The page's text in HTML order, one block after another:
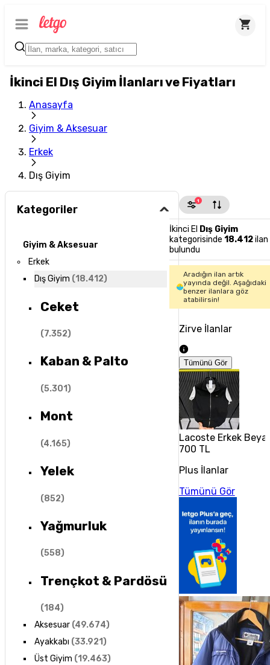
İkinci El Dış Giyim İlanları ve Fiyatları
Anasayfa
Giyim & Aksesuar
Erkek
Dış Giyim
Kategoriler
Giyim & Aksesuar
Erkek
Dış Giyim (18.412)
Ceket
(7.352)
Kaban & Palto
(5.301)
Mont
(4.165)
Yelek
(852)
Yağmurluk
(558)
Trençkot & Pardösü
(184)
Aksesuar(49.674)
Ayakkabı (33.921)
Üst Giyim (19.463)
1
İkinci El Dış Giyim
kategorisinde 18.412ilan
bulundu
Aradığın ilan artık
yayında değil. Aşağıdaki
benzer ilanlara göz
atabilirsin!
Zirve İlanlar
Tümünü Gör
Lacoste Erkek
700 TL
Plus İlanlar
Tümünü Gör